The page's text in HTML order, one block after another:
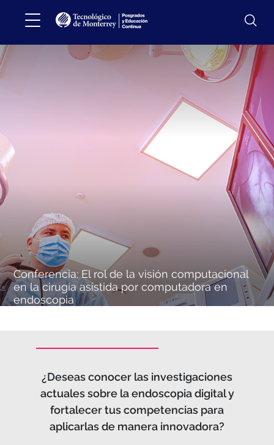
Conferencia: El rol de la visión computacional
en la cirugía asistida por computadora en
endoscopia
¿Deseas conocer las investigaciones
actuales sobre la endoscopia digital y
fortalecer tus competencias para
aplicarlas de manera innovadora?